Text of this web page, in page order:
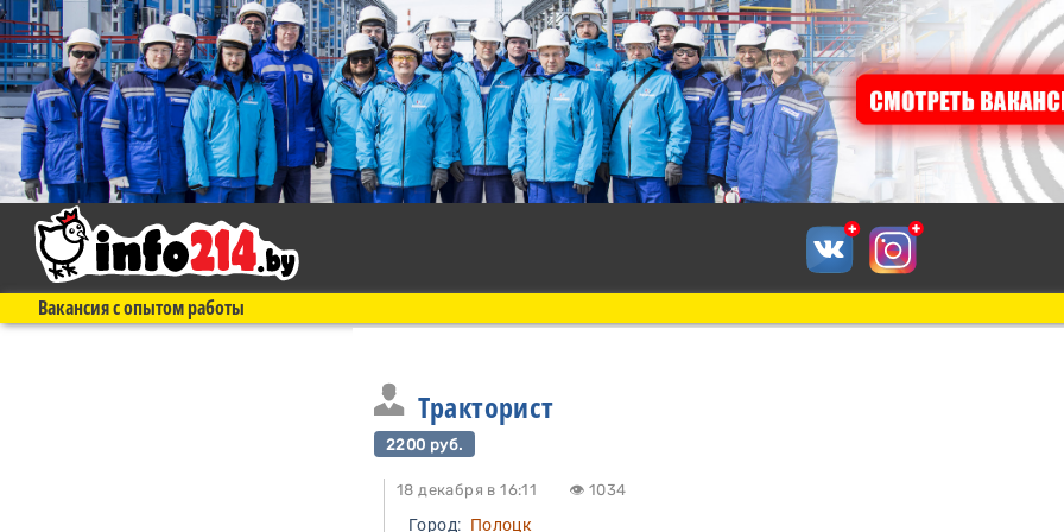
Вакансия с опытом работы
Тракторист
2200 руб.
18 декабря в 16:11 👁 1034
Город: Полоцк